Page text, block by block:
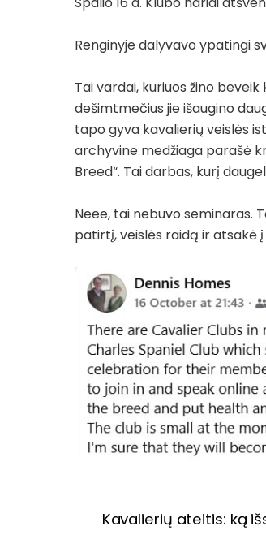
Renginyje dalyvavo ypatingi
Tai vardai, kuriuos žino
dešimtmečius jie išaugino
tapo gyva kavalierių veislės
archyvine medžiaga parašė
Breed“. Tai darbas, kurį
Neee, tai nebuvo seminaras.
patirtį, veislės raidą ir atsakė į
Kavalierių ateitis: ką